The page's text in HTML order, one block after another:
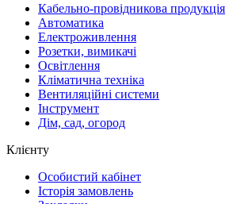
Кабельно-провідникова продукція
Автоматика
Електроживлення
Розетки, вимикачі
Освітлення
Кліматична техніка
Вентиляційні системи
Інструмент
Дім, сад, огород
Клієнту
Особистий кабінет
Історія замовлень